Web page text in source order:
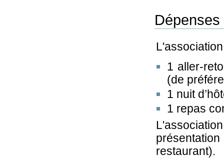
1 aller-
(de
1 nuit
1 repas
restaurant).